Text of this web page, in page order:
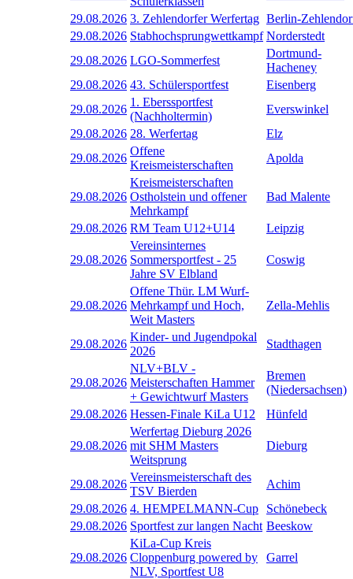
29.08.2026 3. Zehlendorfer Werfertag Berlin-
29.08.2026 Stabhochsprungwettkampf Norderstedt
29.08.2026 LGO-Sommerfest
Dortmund-
Hacheney
29.08.2026 43. Schülersportfest
Eisenberg
29.08.2026
1. Eberssportfest
(Nachholtermin)
Everswinkel
29.08.2026 28. Werfertag
Elz
29.08.2026
Offene
Kreismeisterschaften
Apolda
29.08.2026
Kreismeisterschaften
Ostholstein und offener
Mehrkampf
Bad Malente
29.08.2026 RM Team U12+U14 Leipzig
29.08.2026
Vereinsinternes
Sommersportfest - 25
Jahre SV Elbland
Coswig
29.08.2026
Offene Thür. LM Wurf-
Mehrkampf und Hoch,
Weit Masters
Zella-Mehlis
29.08.2026
Kinder- und Jugendpokal
2026
Stadthagen
29.08.2026
NLV+BLV -
Meisterschaften Hammer
+ Gewichtwurf Masters
Bremen
(Niedersachsen)
29.08.2026 Hessen-Finale KiLa U12 Hünfeld
29.08.2026
Werfertag Dieburg 2026
mit SHM Masters
Weitsprung
Dieburg
29.08.2026
Vereinsmeisterschaft des
TSV Bierden
Achim
29.08.2026 4. HEMPELMANN-Cup
Schönebeck
29.08.2026 Sportfest zur langen Nacht Beeskow
29.08.2026
KiLa-Cup Kreis
Cloppenburg powered by
NLV, Sportfest U8
Garrel